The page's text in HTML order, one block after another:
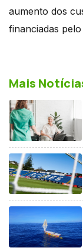
aumento dos
financiadas pelo
Mais